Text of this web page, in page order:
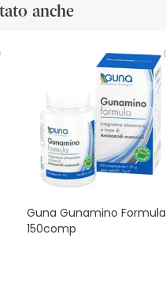
anche
Guna Gunamino Formula
150comp